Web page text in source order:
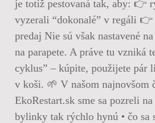
je totiž pestovaná tak, aby: 👉
vyzerali “dokonalé” v regáli 👉
predaj Nie sú však nastavené
na parapete. A práve tu vzniká
cyklus” – kúpite, použijete pár
v koši. 🌱 V našom najnovšom
EkoRestart.sk sme sa pozreli
bylinky tak rýchlo hynú • čo sa